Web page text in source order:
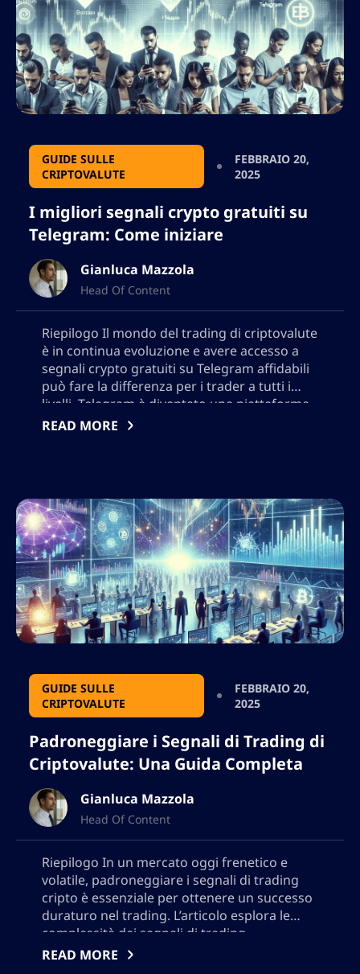
GUIDE SULLE
CRIPTOVALUTE
FEBBRAIO 20,
2025
I migliori segnali crypto gratuiti su
Telegram: Come iniziare
Gianluca Mazzola
Head Of Content
Riepilogo Il mondo del trading di criptovalute
è in continua evoluzione e avere accesso a
segnali crypto gratuiti su Telegram affidabili
può fare la differenza per i trader a tutti i
livelli. Telegram è diventato una piattaforma
fondamentale per condividere segnali di
READ MORE
GUIDE SULLE
CRIPTOVALUTE
FEBBRAIO 20,
2025
Padroneggiare i Segnali di Trading di
Criptovalute: Una Guida Completa
Gianluca Mazzola
Head Of Content
Riepilogo In un mercato oggi frenetico e
volatile, padroneggiare i segnali di trading
cripto è essenziale per ottenere un successo
duraturo nel trading. L’articolo esplora le
complessità dei segnali di trading,
sottolineando il loro ruolo cruciale nel
READ MORE